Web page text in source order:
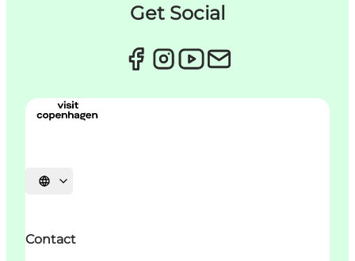
Get Social
Sprache auswählen
Contact